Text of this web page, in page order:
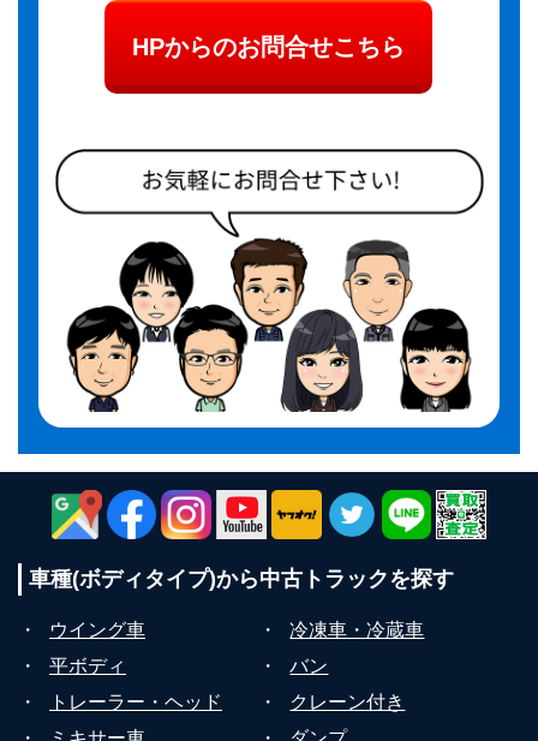
HPからのお問合せこちら
車種(ボディタイプ)から中古トラックを探す
・ ウイング車 ・
冷凍車・冷蔵車
・
平ボディ ・
バン
・
トレーラー・ヘッド ・
クレーン付き